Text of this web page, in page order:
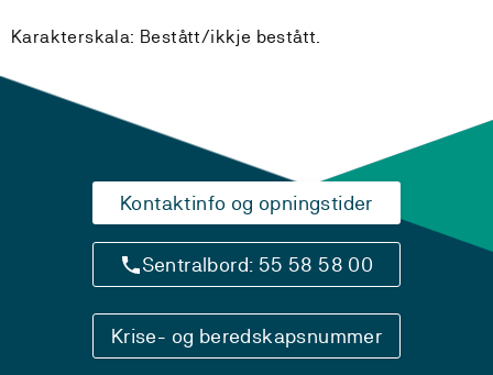
Karakterskala: Bestått/ikkje bestått.
Kontaktinfo og opningstider
Sentralbord: 55 58 58 00
Krise- og beredskapsnummer